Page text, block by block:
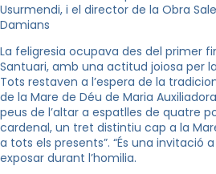
Usurmendi, i el director de la Obra
Damians
La feligresia ocupava des del primer
Santuari, amb una actitud joiosa per
Tots restaven a l’espera de la
de la Mare de Déu de Maria
peus de l’altar a espatlles de quatre
cardenal, un tret distintiu cap a la
a tots els presents”. “És una invitació
exposar durant l’homilia.